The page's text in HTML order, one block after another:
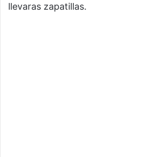
llevaras zapatillas.